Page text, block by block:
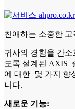
친애하는 소중한 고
귀사의 경험을 간
도록 설계된 AXIS
에 대한 몇 가지 향
니다.
새로운 기능: